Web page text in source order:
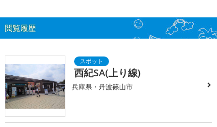
閲覧履歴
西紀SA(上り線)
兵庫県・丹波篠山市